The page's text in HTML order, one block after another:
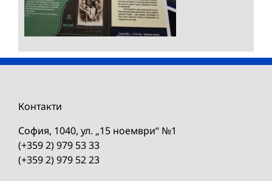
Контакти
София, 1040, ул. „15 ноември“ №1
(+359 2) 979 53 33
(+359 2) 979 52 23